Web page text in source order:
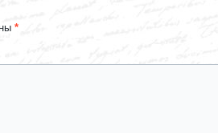
*